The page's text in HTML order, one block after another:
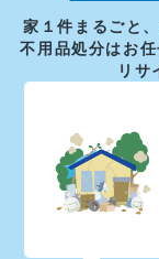
家１件まるごと
不用品処分はお
リサ